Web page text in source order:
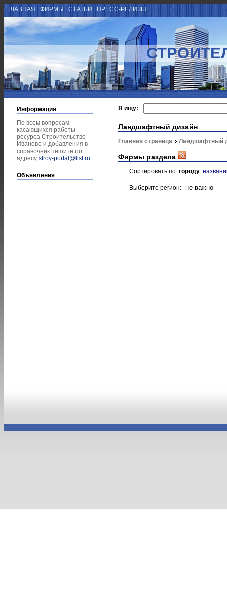
ГЛАВНАЯ ФИРМЫ СТАТЬИ ПРЕСС-РЕЛИЗЫ
Информация
По всем вопросам
касающихся работы
ресурса Строительство
Иваново и добавления в
справочник пишите по
адресу stroy-portal@list.ru.
Объявления
Я ищу:
Ландшафтный дизайн
Главная страница Ландшафтный
Фирмы раздела
Сортировать по: городу
Выберите регион: